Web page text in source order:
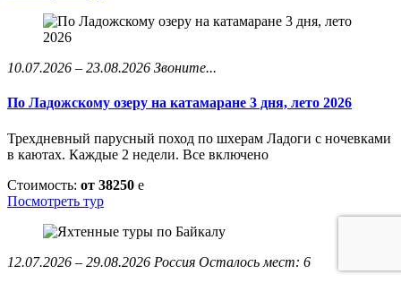
10.07.2026 – 23.08.2026 Звоните...
По Ладожскому озеру на катамаране 3 дня, лето 2026
Трехдневный парусный поход по шхерам Ладоги с ночевками
в каютах. Каждые 2 недели. Все включено
Стоимость: от 38250 e
Посмотреть тур
12.07.2026 – 29.08.2026 Россия Осталось мест: 6